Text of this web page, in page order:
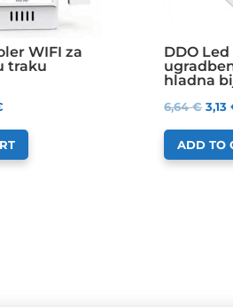
WIFI za
traku
DDO
hladna
6,64€ 3,13
ADD TO